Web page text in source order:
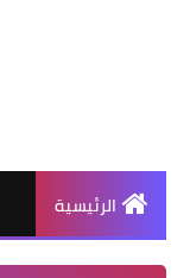
الرئيسية